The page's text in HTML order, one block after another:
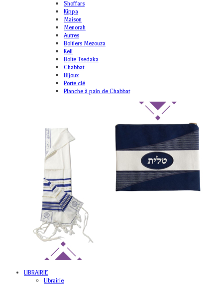
Shoffars
Kippa
Maison
Menorah
Autres
Boitiers Mezouza
Keli
Boite Tsedaka
Chabbat
Bijoux
Porte clé
Planche à pain de Chabbat
LIBRAIRIE
Librairie